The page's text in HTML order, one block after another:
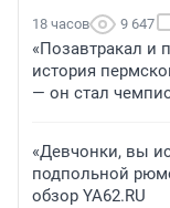
18 часов 9 647
«Позавтракал и
история
— он стал
«Девчонки, вы
подпольной
обзор YA62.RU